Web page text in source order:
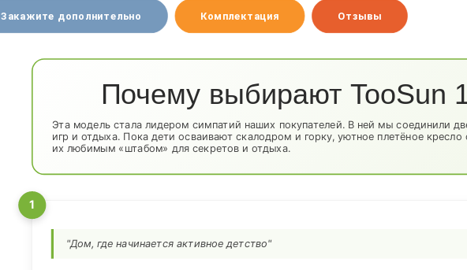
Закажите дополнительно Комплектация Отзывы
Почему выбирают TooSun
Эта модель стала лидером симпатий наших покупателей. В ней мы соединили
игр и отдыха. Пока дети осваивают скалодром и горку, уютное плетёное кресло
их любимым «штабом» для секретов и отдыха.
1
"Дом, где начинается активное детство"